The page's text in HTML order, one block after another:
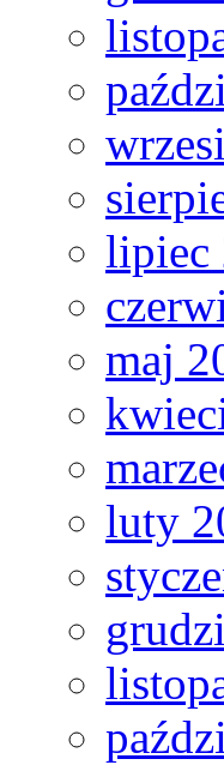
lipiec
maj
luty